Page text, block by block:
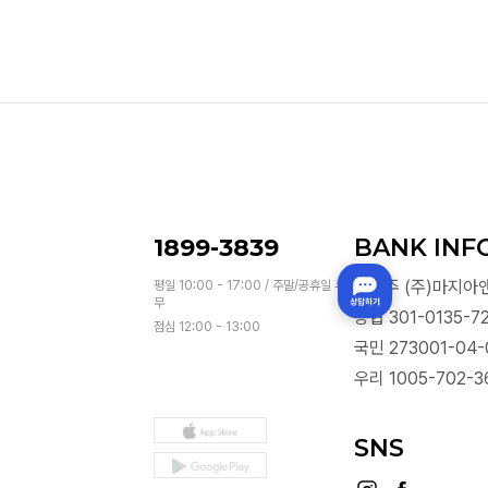
1899-3839
평일 10:00 - 17:00 / 주말/공휴일 휴
무
점심 12:00 - 13:00
BANK
예금주 (주)마지아
농협 301-0135-
국민 273001-
우리 1005-702-
SNS